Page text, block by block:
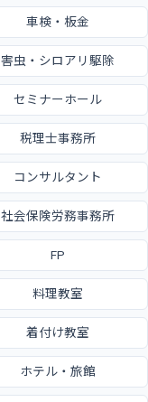
車検・板金
害虫・シロアリ駆除
セミナーホール
税理士事務所
コンサルタント
社会保険労務事務所
FP
料理教室
着付け教室
ホテル・旅館